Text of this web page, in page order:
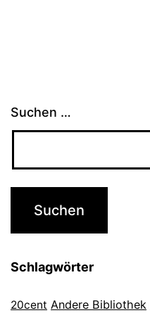
Suchen …
Schlagwörter
20cent Andere Bibliothek